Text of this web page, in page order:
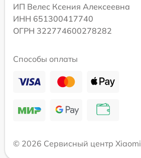
ИП Велес Ксения Алексеевна
ИНН 651300417740
ОГРН 322774600278282
Способы оплаты
© 2026 Сервисный центр Xiaomi